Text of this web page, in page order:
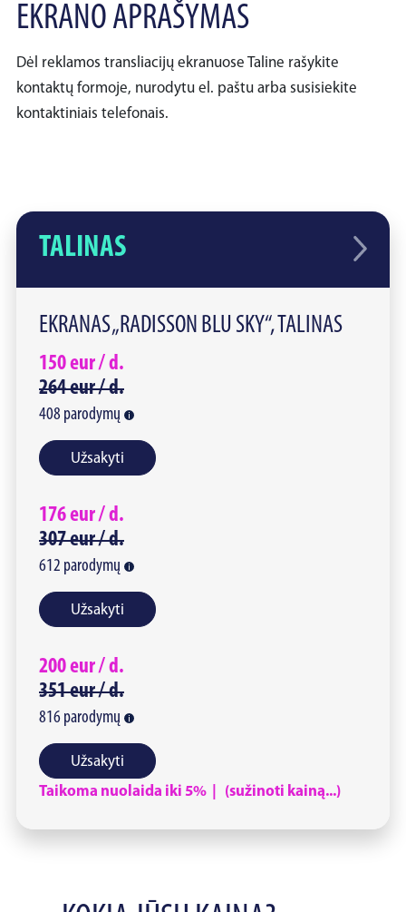
TALINAS
EKRANAS „RADISSON BLU SKY“, TALINAS
150eur /d.
264eur /d.
408 parodymų
Užsakyti
176eur /d.
307eur /d.
612 parodymų
Užsakyti
200eur /d.
351eur /d.
816 parodymų
Užsakyti
Taikoma nuolaida iki 5% | (sužinoti kainą...)
EKRANO APRAŠYMAS
Dėl reklamos transliacijų ekranuose Taline rašykite
kontaktų formoje, nurodytu el. paštu arba susisiekite
kontaktiniais telefonais.